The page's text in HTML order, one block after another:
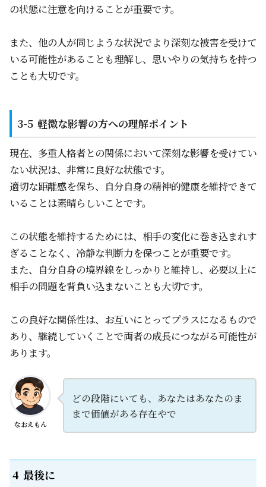
の状態に注意を向けることが重要です。
また、他の人が同じような状況でより深刻な被害を受けて
いる可能性があることも理解し、思いやりの気持ちを持つ
ことも大切です。
軽微な影響の方への理解ポイント
現在、多重人格者との関係において深刻な影響を受けてい
ない状況は、非常に良好な状態です。
適切な距離感を保ち、自分自身の精神的健康を維持できて
いることは素晴らしいことです。
この状態を維持するためには、相手の変化に巻き込まれす
ぎることなく、冷静な判断力を保つことが重要です。
また、自分自身の境界線をしっかりと維持し、必要以上に
相手の問題を背負い込まないことも大切です。
この良好な関係性は、お互いにとってプラスになるもので
あり、継続していくことで両者の成長につながる可能性が
あります。
なおえもん
どの段階にいても、あなたはあなたのま
まで価値がある存在やで
最後に